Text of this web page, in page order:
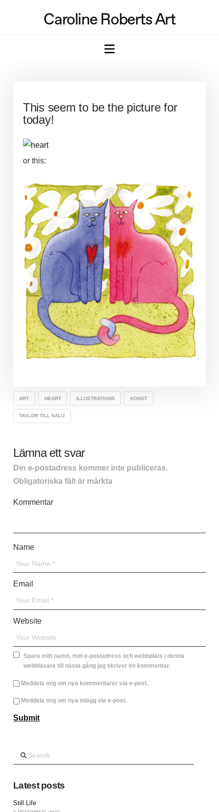
Caroline Roberts Art
Navigation
This seem to be the picture for
today!
or this:
ART HEART ILLUSTRATIONS KONST
TAVLOR TILL SALU
Lämna ett svar
Din e-postadress kommer inte publiceras.
Obligatoriska fält är märkta
Kommentar
Name
Email
Website
Spara mitt namn, min e-postadress och webbplats i denna
webbläsare till nästa gång jag skriver en kommentar.
Meddela mig om nya kommentarer via e-post.
Meddela mig om nya inlägg via e-post.
Latest posts
Still Life